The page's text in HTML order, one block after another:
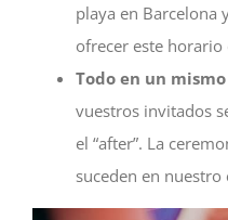
playa en Barcelona
ofrecer este horario
Todo en un
vuestros invitados
el “after”. La
suceden en nuestro